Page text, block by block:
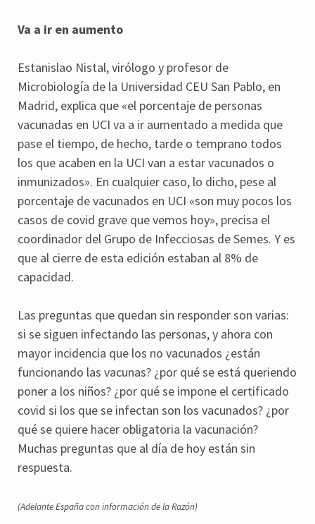
Va a ir en aumento
Estanislao Nistal, virólogo y profesor de
Microbiología de la Universidad CEU San Pablo, en
Madrid, explica que «el porcentaje de personas
vacunadas en UCI va a ir aumentado a medida que
pase el tiempo, de hecho, tarde o temprano todos
los que acaben en la UCI van a estar vacunados o
inmunizados». En cualquier caso, lo dicho, pese al
porcentaje de vacunados en UCI «son muy pocos los
casos de covid grave que vemos hoy», precisa el
coordinador del Grupo de Infecciosas de Semes. Y es
que al cierre de esta edición estaban al 8% de
capacidad.
Las preguntas que quedan sin responder son varias:
si se siguen infectando las personas, y ahora con
mayor incidencia que los no vacunados ¿están
funcionando las vacunas? ¿por qué se está queriendo
poner a los niños? ¿por qué se impone el certificado
covid si los que se infectan son los vacunados? ¿por
qué se quiere hacer obligatoria la vacunación?
Muchas preguntas que al día de hoy están sin
respuesta.
(Adelante España con información de la Razón)